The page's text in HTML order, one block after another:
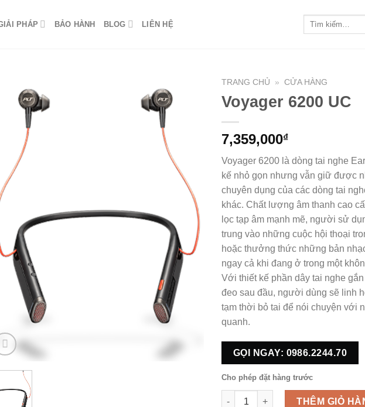
PHÁP BẢO HÀNH BLOG LIÊN HỆ
Tìm
TRANG CHỦ » CỬA HÀNG
Voyager 6200 UC
7,359,000₫
Voyager 6200 là dòng tai nghe
kế nhỏ gọn nhưng vẫn giữ được
chuyên dụng của các dòng tai
khác. Chất lượng âm thanh cao
lọc tạp âm mạnh mẽ, người sử
trung vào những cuộc hội thoại
hoặc thưởng thức những bản
ngay cả khi đang ở trong một
Với thiết kế phần dây tai nghe
đeo sau đầu, người dùng sẽ linh
tạm thời bỏ tai để nói chuyện với
quanh.
GỌI NGAY: 0986.2244.70
Cho phép đặt hàng trước
Voyager 6200 UC số lượng
THÊM GIỎ